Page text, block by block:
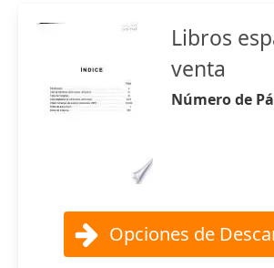
Libros
venta
Número de
Opciones de